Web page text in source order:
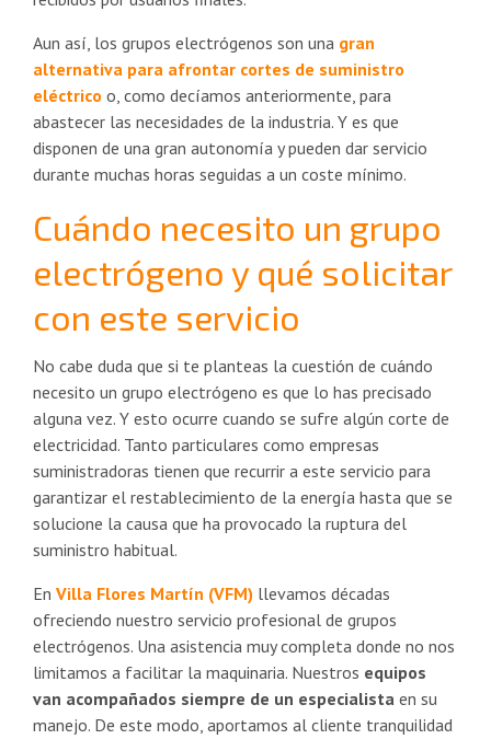
Aun así, los grupos electrógenos son una gran
alternativa para afrontar cortes de suministro
eléctrico o, como decíamos anteriormente, para
abastecer las necesidades de la industria. Y es que
disponen de una gran autonomía y pueden dar servicio
durante muchas horas seguidas a un coste mínimo.
Cuándo necesito un grupo
electrógeno y qué solicitar
con este servicio
No cabe duda que si te planteas la cuestión de cuándo
necesito un grupo electrógeno es que lo has precisado
alguna vez. Y esto ocurre cuando se sufre algún corte de
electricidad. Tanto particulares como empresas
suministradoras tienen que recurrir a este servicio para
garantizar el restablecimiento de la energía hasta que se
solucione la causa que ha provocado la ruptura del
suministro habitual.
En Villa Flores Martín (VFM) llevamos décadas
ofreciendo nuestro servicio profesional de grupos
electrógenos. Una asistencia muy completa donde no nos
limitamos a facilitar la maquinaria. Nuestros equipos
van acompañados siempre de un especialista en su
manejo. De este modo, aportamos al cliente tranquilidad